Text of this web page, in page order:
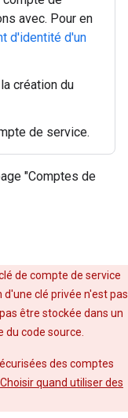
avec. Pour en
d'identité d'un
création du
de service.
"Comptes de
de compte de service
clé privée n'est pas
être stockée dans un
code source.
des comptes
Choisir quand utiliser des